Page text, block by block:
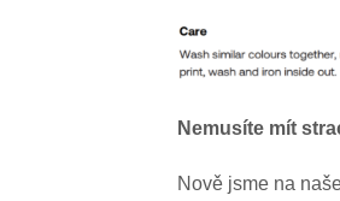
Nemusíte mít
Nově jsme na